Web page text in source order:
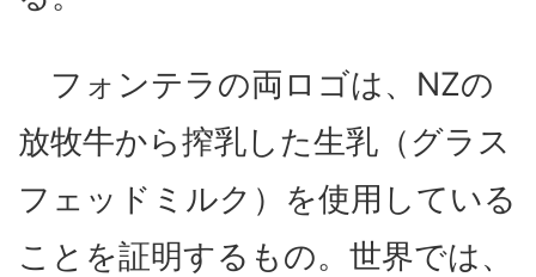
フォンテラの両ロゴは、NZの
放牧牛から搾乳した生乳（グラス
フェッドミルク）を使用している
ことを証明するもの。世界では、